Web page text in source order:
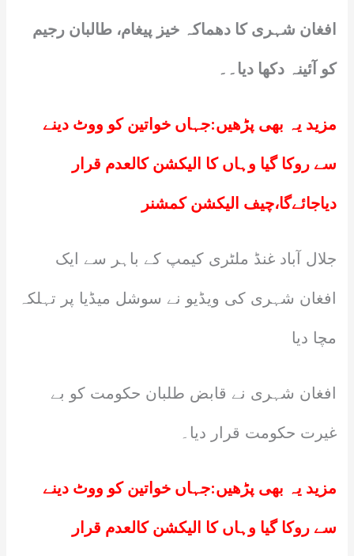
افغان شہری کا دھماکہ خیز پیغام، طالبان رجیم
کو آئینہ دکھا دیا۔۔
مزید یہ بھی پڑھیں:جہاں خواتین کو ووٹ دینے
سے روکا گیا وہاں کا الیکشن کالعدم قرار
دیاجائےگا،چیف الیکشن کمشنر
جلال آباد غنڈ ملٹری کیمپ کے باہر سے ایک
افغان شہری کی ویڈیو نے سوشل میڈیا پر تہلکہ
مچا دیا
افغان شہری نے قابض طلبان حکومت کو بے
غیرت حکومت قرار دیا۔
مزید یہ بھی پڑھیں:جہاں خواتین کو ووٹ دینے
سے روکا گیا وہاں کا الیکشن کالعدم قرار